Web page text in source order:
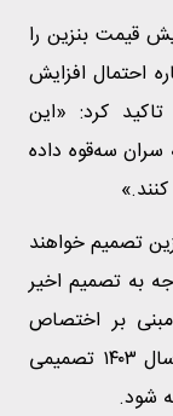
قیمت بنزین را
احتمال افزایش
کرد: «این
سران سه‌قوه داده
تصمیم خواهند
به تصمیم اخیر
بر اختصاص
بنزین به تمام کدهای ملی، بعید نیست در سال ۱۴۰۳ تصمیمی
شود.